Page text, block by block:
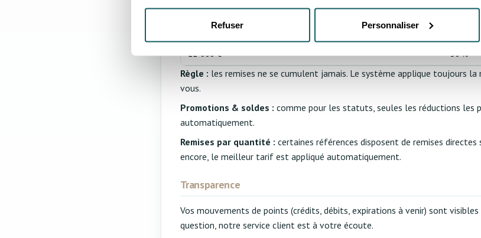
Identifier votre appareil en l'analysant activement pour en relever les
digitales).
Pour en savoir plus sur le traitement de vos données personnelles et définir vos
Détails ». Vous pouvez modifier ou retirer votre consentement à tout moment à
Les cookies nous permettent de personnaliser le contenu et les annonces,
sociaux et d'analyser notre trafic. Nous partageons également des informations
vous leur avez fournies ou qu'ils ont collectées lors de votre utilisation de leurs
Refuser Personnaliser
7 000 € 20 %
14 000 €
22 000 € 30 %
Règle : les remises ne se cumulent jamais. Le système applique toujours
vous.
Promotions & soldes : comme pour les statuts, seules les réductions les
automatiquement.
Remises par quantité : certaines références disposent de remises
encore, le meilleur tarif est appliqué automatiquement.
Transparence
Vos mouvements de points (crédits, débits, expirations à venir) sont
question, notre service client est à votre écoute.